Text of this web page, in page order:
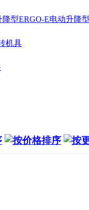
降型ERGO-E电动升降型
机具